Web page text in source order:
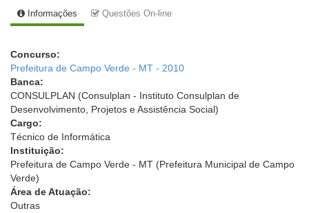
Informações Questões On-line
Concurso:
Prefeitura de Campo Verde - MT - 2010
Banca:
CONSULPLAN (Consulplan - Instituto Consulplan de
Desenvolvimento, Projetos e Assistência Social)
Cargo:
Técnico de Informática
Instituição:
Prefeitura de Campo Verde - MT (Prefeitura Municipal de Campo
Verde)
Área de Atuação:
Outras